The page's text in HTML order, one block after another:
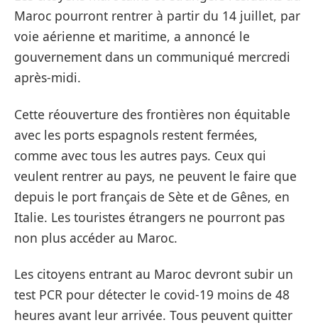
Maroc pourront rentrer à partir du 14 juillet, par
voie aérienne et maritime, a annoncé le
gouvernement dans un communiqué mercredi
après-midi.
Cette réouverture des frontières non équitable
avec les ports espagnols restent fermées,
comme avec tous les autres pays. Ceux qui
veulent rentrer au pays, ne peuvent le faire que
depuis le port français de Sète et de Gênes, en
Italie. Les touristes étrangers ne pourront pas
non plus accéder au Maroc.
Les citoyens entrant au Maroc devront subir un
test PCR pour détecter le covid-19 moins de 48
heures avant leur arrivée. Tous peuvent quitter